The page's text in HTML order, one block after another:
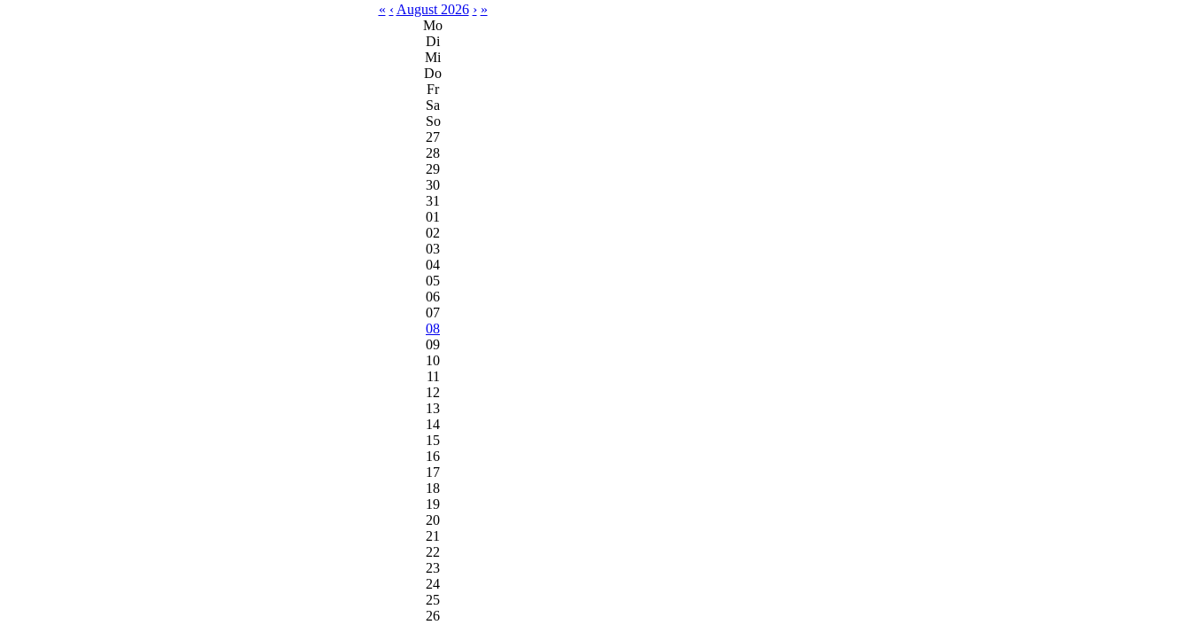
« ‹ August 2026 › »
Mo
Di
Mi
Do
Fr
Sa
So
27
28
29
30
31
01
02
03
04
05
06
07
08
09
10
11
12
13
14
15
16
17
18
19
20
21
22
23
24
25
26